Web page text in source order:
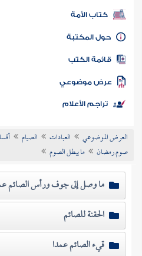
كتب PDF
كتاب الأمة
المكتبة
الكتب
موضوعي
تراجم الأعلام
العرض الموضوعي العبادات الصيام
صوم رمضان
ما يبطل الصوم
ما وصل إلى جوف ورأس الصائم
الحقنة للصائم
قيء الصائم عمدا